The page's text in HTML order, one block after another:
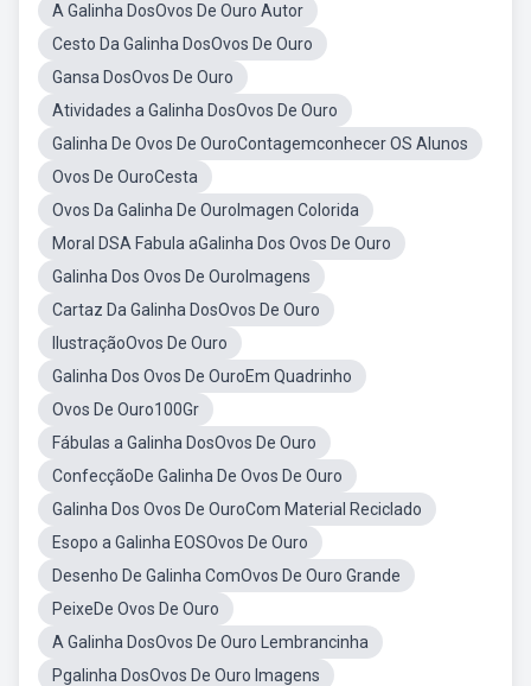
A Galinha DosOvos De Ouro Autor
Cesto Da Galinha DosOvos De Ouro
Gansa DosOvos De Ouro
Atividades a Galinha DosOvos De Ouro
Galinha De Ovos De OuroContagemconhecer OS Alunos
Ovos De OuroCesta
Ovos Da Galinha De OuroImagen Colorida
Moral DSA Fabula aGalinha Dos Ovos De Ouro
Galinha Dos Ovos De OuroImagens
Cartaz Da Galinha DosOvos De Ouro
IlustraçãoOvos De Ouro
Galinha Dos Ovos De OuroEm Quadrinho
Ovos De Ouro100Gr
Fábulas a Galinha DosOvos De Ouro
ConfecçãoDe Galinha De Ovos De Ouro
Galinha Dos Ovos De OuroCom Material Reciclado
Esopo a Galinha EOSOvos De Ouro
Desenho De Galinha ComOvos De Ouro Grande
PeixeDe Ovos De Ouro
A Galinha DosOvos De Ouro Lembrancinha
Pgalinha DosOvos De Ouro Imagens